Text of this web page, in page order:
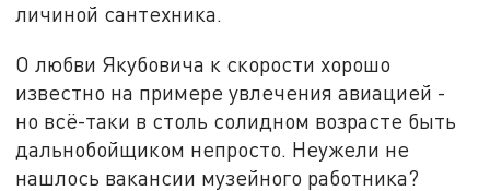
личиной сантехника.
О любви Якубовича к скорости хорошо
известно на примере увлечения авиацией -
но всё-таки в столь солидном возрасте быть
дальнобойщиком непросто. Неужели не
нашлось вакансии музейного работника?